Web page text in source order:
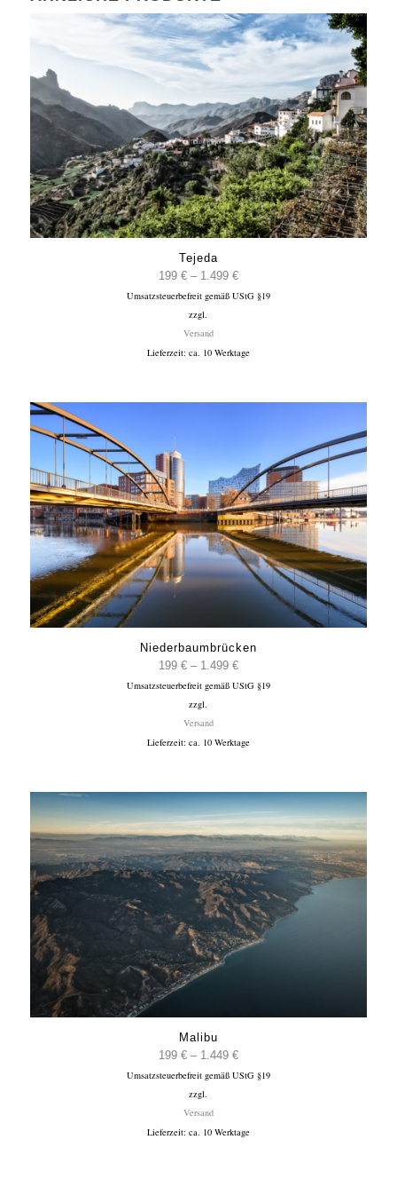
Tejeda
199 € – 1.499 €Preisspanne:
199 €
Umsatzsteuerbefreit gemäß UStG §19
zzgl.
Versand
Lieferzeit: ca. 10 Werktage
Niederbaumbrücken
199 € – 1.499 €Preisspanne:
199 €
Umsatzsteuerbefreit gemäß UStG §19
zzgl.
Versand
Lieferzeit: ca. 10 Werktage
Malibu
199 € – 1.449 €Preisspanne:
199 €
Umsatzsteuerbefreit gemäß UStG §19
zzgl.
Versand
Lieferzeit: ca. 10 Werktage